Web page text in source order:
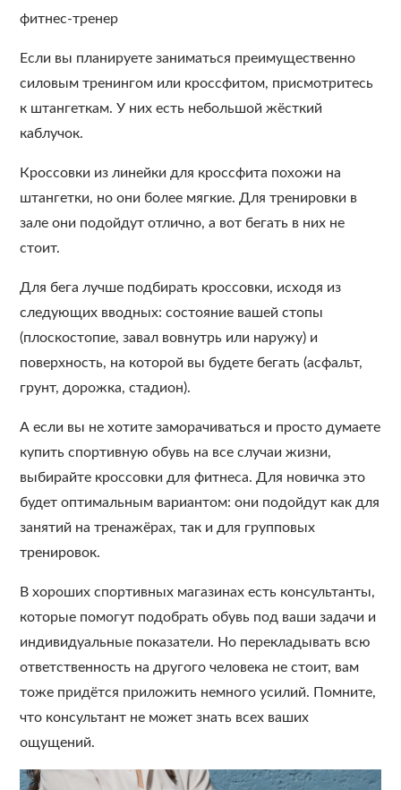
фитнес-тренер
Если вы планируете заниматься преимущественно
силовым тренингом или кроссфитом, присмотритесь
к штангеткам. У них есть небольшой жёсткий
каблучок.
Кроссовки из линейки для кроссфита похожи на
штангетки, но они более мягкие. Для тренировки в
зале они подойдут отлично, а вот бегать в них не
стоит.
Для бега лучше подбирать кроссовки, исходя из
следующих вводных: состояние вашей стопы
(плоскостопие, завал вовнутрь или наружу) и
поверхность, на которой вы будете бегать (асфальт,
грунт, дорожка, стадион).
А если вы не хотите заморачиваться и просто думаете
купить спортивную обувь на все случаи жизни,
выбирайте кроссовки для фитнеса. Для новичка это
будет оптимальным вариантом: они подойдут как для
занятий на тренажёрах, так и для групповых
тренировок.
В хороших спортивных магазинах есть консультанты,
которые помогут подобрать обувь под ваши задачи и
индивидуальные показатели. Но перекладывать всю
ответственность на другого человека не стоит, вам
тоже придётся приложить немного усилий. Помните,
что консультант не может знать всех ваших
ощущений.